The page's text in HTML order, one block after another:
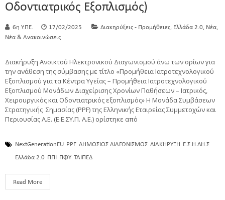
Οδοντιατρικός Εξοπλισμός)
6η Υ.ΠΕ. 17/02/2025 Διακηρύξεις - Προμήθειες, Ελλάδα 2.0, Νέα,
Νέα & Ανακοινώσεις
Διακήρυξη Ανοικτού Ηλεκτρονικού Διαγωνισμού άνω των ορίων για
την ανάθεση της σύμβασης με τίτλο «Προμήθεια Ιατροτεχνολογικού
Εξοπλισμού για τα Κέντρα Υγείας – Προμήθεια Ιατροτεχνολογικού
Εξοπλισμού Μονάδων Διαχείρισης Χρονίων Παθήσεων – Ιατρικός,
Χειρουργικός και Οδοντιατρικός εξοπλισμός» Η Μονάδα Συμβάσεων
Στρατηγικής Σημασίας (PPF) της Ελληνικής Εταιρείας Συμμετοχών και
Περιουσίας Α.Ε. (Ε.Ε.ΣΥ.Π. A.E.) ορίστηκε από
NextGenerationEU PPF ΔΗΜΟΣΙΟΣ ΔΙΑΓΩΝΙΣΜΟΣ ΔΙΑΚΗΡΥΞΗ
Ε.Σ.Η.ΔΗ.Σ
Ελλάδα 2.0
ΠΠΙ ΠΦΥ ΤΑΙΠΕΔ
Read More